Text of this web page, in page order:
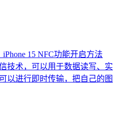
15 NFC功能开启方法
技术，可以用于数据读写、实
以进行即时传输，把自己的图